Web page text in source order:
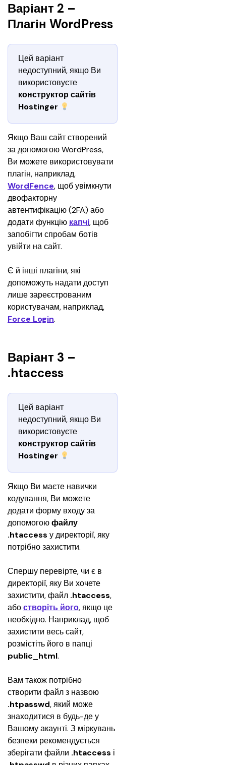
Варіант 2 –
Плагін WordPress
Цей варіант
недоступний, якщо Ви
використовуєте
конструктор сайтів
Hostinger
Якщо Ваш сайт створений
за допомогою WordPress,
Ви можете використовувати
плагін, наприклад,
WordFence, щоб увімкнути
двофакторну
автентифікацію (2FA) або
додати функцію капчі, щоб
запобігти спробам ботів
увійти на сайт.
Є й інші плагіни, які
допоможуть надати доступ
лише зареєстрованим
користувачам, наприклад,
Force Login.
Варіант 3 –
.htaccess
Цей варіант
недоступний, якщо Ви
використовуєте
конструктор сайтів
Hostinger
Якщо Ви маєте навички
кодування, Ви можете
додати форму входу за
допомогою файлу
.htaccess у директорії, яку
потрібно захистити.
Спершу перевірте, чи є в
директорії, яку Ви хочете
захистити, файл .htaccess,
або створіть його, якщо це
необхідно. Наприклад, щоб
захистити весь сайт,
розмістіть його в папці
public_html.
Вам також потрібно
створити файл з назвою
.htpasswd, який може
знаходитися в будь-де у
Вашому акаунті. З міркувань
безпеки рекомендується
зберігати файли .htaccess і